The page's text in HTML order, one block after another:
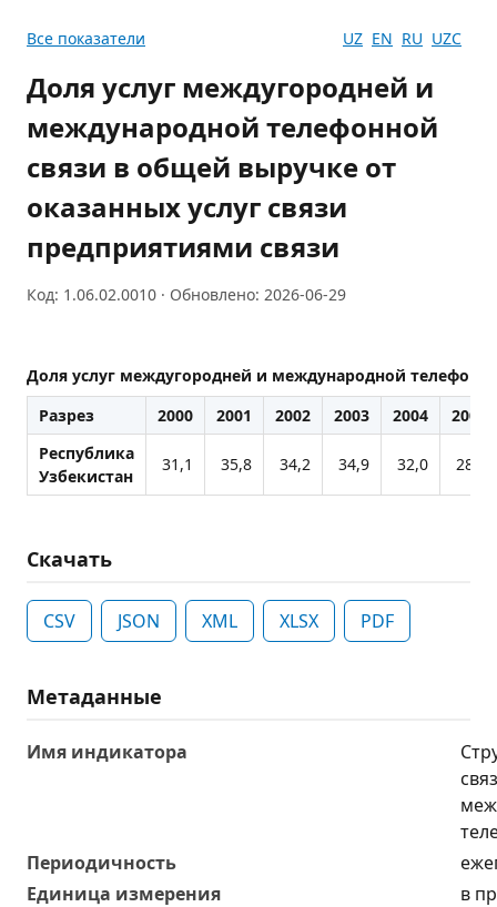
Все показатели UZ EN RU UZC
Доля услуг междугородней и
международной телефонной
связи в общей выручке от
оказанных услуг связи
предприятиями связи
Код: 1.06.02.0010 · Обновлено: 2026-06-29
Доля услуг междугородней и международной
Разрез
2000 2001 2002 2003 2004
2005
Республика
Узбекистан
31,1 35,8 34,2 34,9 32,0 28,4
Скачать
CSV JSON XML XLSX PDF
Метаданные
Имя индикатора
Периодичность
Единица измерения
в